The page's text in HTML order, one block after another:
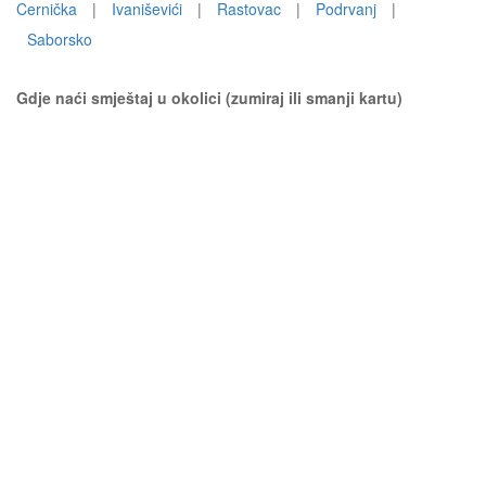
Cernička | Ivaniševići | Rastovac | Podrvanj
|
Saborsko
Gdje naći smještaj u okolici (zumiraj ili smanji kartu)